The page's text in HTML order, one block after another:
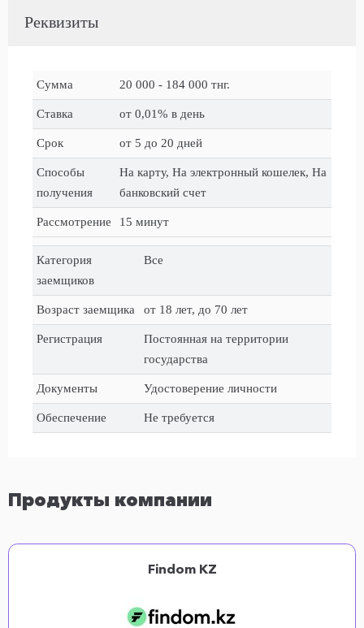
Реквизиты
Сумма 20 000 - 184 000 тнг.
Ставка от 0,01% в день
Срок от 5 до 20 дней
Способы
получения
На карту, На электронный кошелек, На
банковский счет
Рассмотрение 15 минут
Категория
заемщиков
Все
Возраст заемщика от 18 лет, до 70 лет
Регистрация
Постоянная на территории
государства
Документы Удостоверение личности
Обеспечение Не требуется
Продукты компании
Findom KZ